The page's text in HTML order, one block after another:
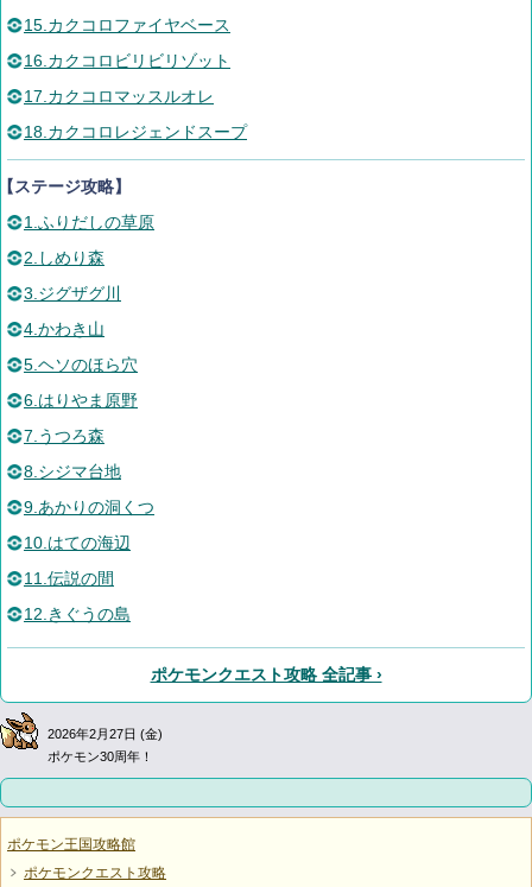
15.カクコロファイヤベース
16.カクコロビリビリゾット
17.カクコロマッスルオレ
18.カクコロレジェンドスープ
ステージ攻略】
1.ふりだしの草原
2.しめり森
3.ジグザグ川
4.かわき山
5.ヘソのほら穴
6.はりやま原野
7.うつろ森
8.シジマ台地
9.あかりの洞くつ
10.はての海辺
11.伝説の間
12.きぐうの島
ポケモンクエスト攻略 全記事 ›
2026年2月27日 (金)
ポケモン30周年！
ポケモン王国攻略館
ポケモンクエスト攻略